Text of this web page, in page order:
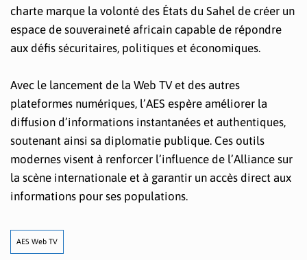
charte marque la volonté des États du Sahel de créer un
espace de souveraineté africain capable de répondre
aux défis sécuritaires, politiques et économiques.
Avec le lancement de la Web TV et des autres
plateformes numériques, l’AES espère améliorer la
diffusion d’informations instantanées et authentiques,
soutenant ainsi sa diplomatie publique. Ces outils
modernes visent à renforcer l’influence de l’Alliance sur
la scène internationale et à garantir un accès direct aux
informations pour ses populations.
AES Web TV